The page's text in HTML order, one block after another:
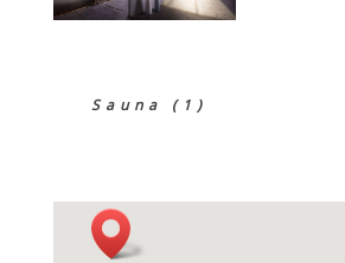
Sauna (1)